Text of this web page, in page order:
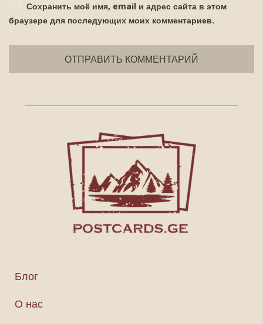
Сохранить моё имя, email и адрес сайта в этом
браузере для последующих моих комментариев.
Блог
О нас